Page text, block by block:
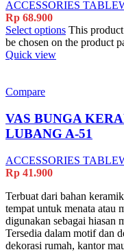
ACCESSORIES
Rp 68.900
Select options This
be chosen on the product
Quick view
Compare
VAS BUNGA
LUBANG A-51
ACCESSORIES
Rp 41.900
Terbuat dari bahan
tempat untuk menata atau
digunakan sebagai hiasan
Tersedia dalam motif dan
dekorasi rumah, kantor